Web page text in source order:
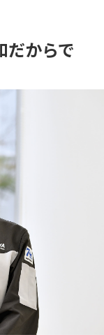
だからで